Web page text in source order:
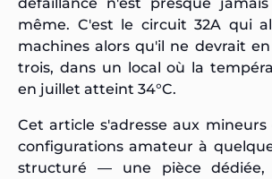
même. C'est le circuit 32A qui
machines alors qu'il ne devrait
trois, dans un local où la
en juillet atteint 34°C.
Cet article s'adresse aux
configurations amateur à
structuré — une pièce dédiée,